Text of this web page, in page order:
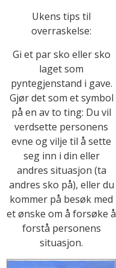
Ukens tips til
overraskelse:
Gi et par sko eller sko
laget som
pyntegjenstand i gave.
Gjør det som et symbol
på en av to ting: Du vil
verdsette personens
evne og vilje til å sette
seg inn i din eller
andres situasjon (ta
andres sko på), eller du
kommer på besøk med
et ønske om å forsøke å
forstå personens
situasjon.